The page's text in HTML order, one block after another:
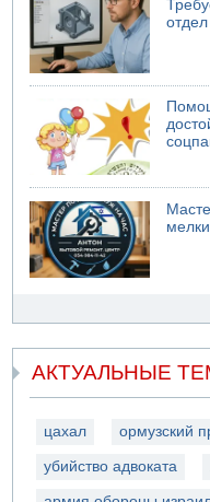
АКТУАЛЬНЫЕ
цахал ормузский
убийство адвоката